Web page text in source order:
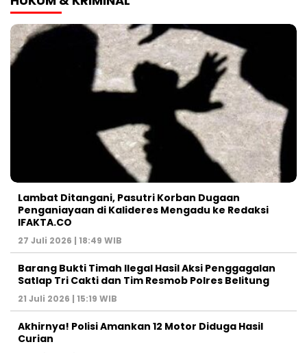
Lambat Ditangani, Pasutri Korban Dugaan
Penganiayaan di Kalideres Mengadu ke Redaksi
IFAKTA.CO
27 Juli 2026 | 18:49 WIB
Barang Bukti Timah Ilegal Hasil Aksi Penggagalan
Satlap Tri Cakti dan Tim Resmob Polres Belitung
21 Juli 2026 | 15:19 WIB
Akhirnya! Polisi Amankan 12 Motor Diduga Hasil
Curian